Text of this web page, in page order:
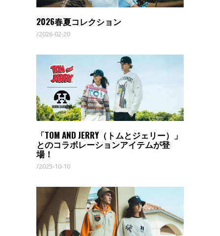
2026春夏コレクション
2026-02-20
「TOM AND JERRY（トムとジェリー）」
とのコラボレーションアイテムが登
場！
2025-10-10